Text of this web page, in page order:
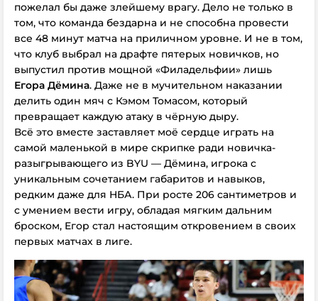
пожелал бы даже злейшему врагу. Дело не только в
том, что команда бездарна и не способна провести
все 48 минут матча на приличном уровне. И не в том,
что клуб выбрал на драфте пятерых новичков, но
выпустил против мощной «Филадельфии» лишь
Егора Дёмина. Даже не в мучительном наказании
делить один мяч с Кэмом Томасом, который
превращает каждую атаку в чёрную дыру.
Всё это вместе заставляет моё сердце играть на
самой маленькой в мире скрипке ради новичка-
разыгрывающего из BYU — Дёмина, игрока с
уникальным сочетанием габаритов и навыков,
редким даже для НБА. При росте 206 сантиметров и
с умением вести игру, обладая мягким дальним
броском, Егор стал настоящим откровением в своих
первых матчах в лиге.